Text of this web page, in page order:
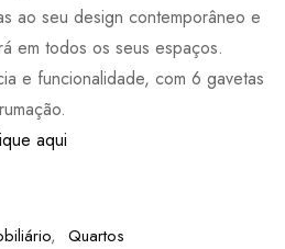
ao seu design contemporâneo e
em todos os seus espaços.
e funcionalidade, com 6 gavetas
aqui
, Quartos